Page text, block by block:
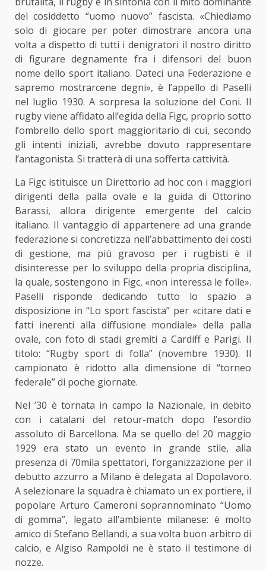
del cosiddetto “uomo nuovo” fascista. «Chiediamo
solo di giocare per poter dimostrare ancora una
volta a dispetto di tutti i denigratori il nostro diritto
di figurare degnamente fra i difensori del buon
nome dello sport italiano. Dateci una Federazione e
sapremo mostrarcene degni», è l’appello di Paselli
nel luglio 1930. A sorpresa la soluzione del Coni. Il
rugby viene affidato all’egida della Figc, proprio sotto
l’ombrello dello sport maggioritario di cui, secondo
gli intenti iniziali, avrebbe dovuto rappresentare
l’antagonista. Si tratterà di una sofferta cattività.
La Figc istituisce un Direttorio ad hoc con i maggiori
dirigenti della palla ovale e la guida di Ottorino
Barassi, allora dirigente emergente del calcio
italiano. Il vantaggio di appartenere ad una grande
federazione si concretizza nell’abbattimento dei costi
di gestione, ma più gravoso per i rugbisti è il
disinteresse per lo sviluppo della propria disciplina,
la quale, sostengono in Figc, «non interessa le folle».
Paselli risponde dedicando tutto lo spazio a
disposizione in “Lo sport fascista” per «citare dati e
fatti inerenti alla diffusione mondiale» della palla
ovale, con foto di stadi gremiti a Cardiff e Parigi. Il
titolo: “Rugby sport di folla” (novembre 1930). Il
campionato è ridotto alla dimensione di “torneo
federale” di poche giornate.
Nel ’30 è tornata in campo la Nazionale, in debito
con i catalani del retour-match dopo l’esordio
assoluto di Barcellona. Ma se quello del 20 maggio
1929 era stato un evento in grande stile, alla
presenza di 70mila spettatori, l’organizzazione per il
debutto azzurro a Milano è delegata al Dopolavoro.
A selezionare la squadra è chiamato un ex portiere, il
popolare Arturo Cameroni soprannominato “Uomo
di gomma”, legato all’ambiente milanese: è molto
amico di Stefano Bellandi, a sua volta buon arbitro di
calcio, e Algiso Rampoldi ne è stato il testimone di
nozze.